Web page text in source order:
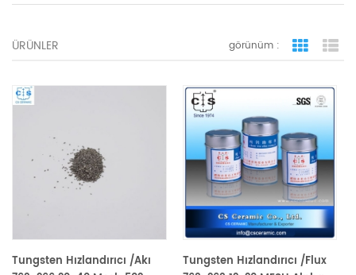
ÜRÜNLER görünüm : ızgara
Tungsten Hızlandırıcı /Akı
Tungsten Hızlandırıcı /Flux